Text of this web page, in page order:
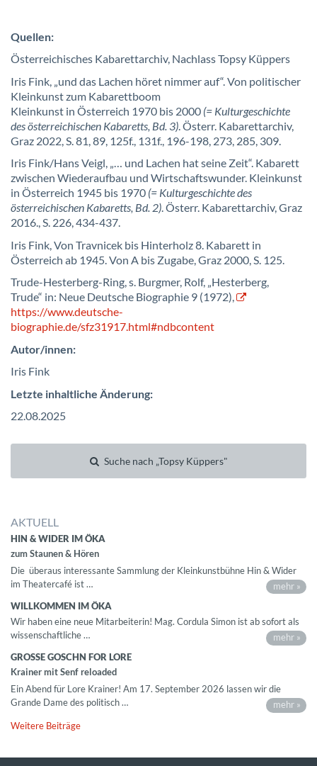
Quellen:
Österreichisches Kabarettarchiv, Nachlass Topsy Küppers
Iris Fink, „und das Lachen höret nimmer auf“. Von politischer
Kleinkunst zum Kabarettboom
Kleinkunst in Österreich 1970 bis 2000 (= Kulturgeschichte
des österreichischen Kabaretts, Bd. 3). Österr. Kabarettarchiv,
Graz 2022, S. 81, 89, 125f., 131f., 196-198, 273, 285, 309.
Iris Fink/Hans Veigl, „… und Lachen hat seine Zeit“. Kabarett
zwischen Wiederaufbau und Wirtschaftswunder. Kleinkunst
in Österreich 1945 bis 1970 (= Kulturgeschichte des
österreichischen Kabaretts, Bd. 2). Österr. Kabarettarchiv, Graz
2016., S. 226, 434-437.
Iris Fink, Von Travnicek bis Hinterholz 8. Kabarett in
Österreich ab 1945. Von A bis Zugabe, Graz 2000, S. 125.
Trude-Hesterberg-Ring, s. Burgmer, Rolf, „Hesterberg,
Trude“ in: Neue Deutsche Biographie 9 (1972),
https://www.deutsche-
biographie.de/sfz31917.html#ndbcontent
Autor/innen:
Iris Fink
Letzte inhaltliche Änderung:
22.08.2025
Suche nach „Topsy Küppers"
AKTUELL
HIN & WIDER IM ÖKA
zum Staunen & Hören
Die überaus interessante Sammlung der Kleinkunstbühne Hin & Wider
im Theatercafé ist …
mehr »
WILLKOMMEN IM ÖKA
Wir haben eine neue Mitarbeiterin! Mag. Cordula Simon ist ab sofort als
wissenschaftliche …
mehr »
GROSSE GOSCHN FOR LORE
Krainer mit Senf reloaded
Ein Abend für Lore Krainer! Am 17. September 2026 lassen wir die
Grande Dame des politisch …
mehr »
Weitere Beiträge